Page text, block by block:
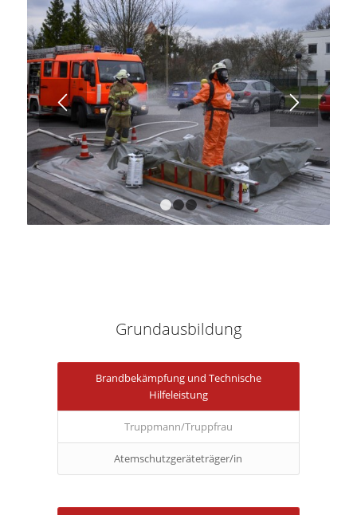
1 2 3
Grundausbildung
Brandbekämpfung und Technische
Hilfeleistung
Truppmann/Truppfrau
Atemschutzgeräteträger/in